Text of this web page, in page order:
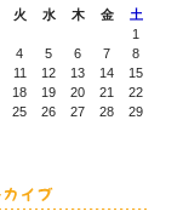
火 水 木 金
土
1
4 5 6 7
8
11 12 13 14
15
18 19 20 21
22
25 26 27 28
29